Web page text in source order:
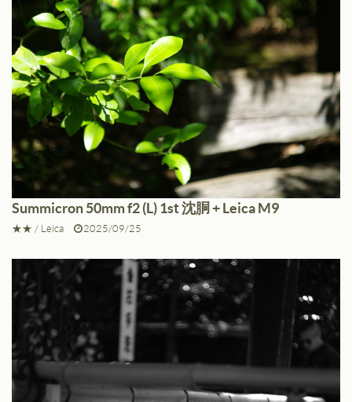
JPEG撮りっぱなし
ライカM11、M10-P、M240、SL
シャープネス 中
中
ソニーα7、α7 III
クリエイティブスタイル スタンダードモード
Summicron 50mm f2 (L) 1st 沈胴 + Leica M9
★★ / Leica 2025/09/25